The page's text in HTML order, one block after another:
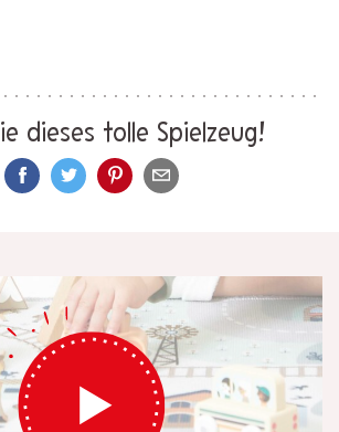
dieses tolle Spielzeug!